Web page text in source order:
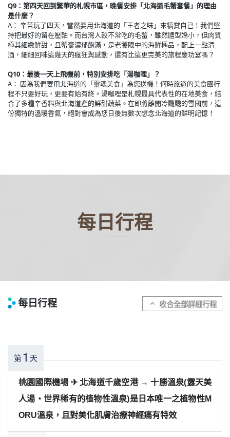
Q9：第四天回到繁華的札幌市區，晚餐安排「北海道毛蟹套餐」的理由
是什麼？
A： 辛苦玩了四天，當然要用北海道的「王者之味」來犒賞自己！我們堅
持把最好的留在壓軸。而台灣人較不常吃的毛蟹，雖然體型嬌小，但肉質
極其細緻鮮甜，且蟹膏濃郁飽滿，是老饕眼中的海鮮極品，配上一點清
酒，細細回味這幾天的瘋狂與感動，還有比這更完美的旅程慶功宴嗎？
Q10：最後一天上飛機前，特別安排吃「湯咖哩」？
A： 因為我們要用北海道的「靈魂美食」為您送機！何時旅遊的美食團行
程不只要好玩，更要有始有終。湯咖哩是札幌最具代表性的在地美食，結
合了多種辛香料與北海道產的鮮甜蔬菜。在即將離開冷颼颼的雪國前，這
份獨特的溫暖香氣，絕對會成為您日後無數次想念北海道的鮮明記憶！
每日行程
每日行程 expand_more
第1 天
桃園國際機場 ✈︎ 北海道千歲空港 → 十勝溫泉(露天美
人湯‧世界稀有的植物性溫泉)是日本唯一之植物性M
ORU溫泉，且對美化肌膚治療神經痛有特效